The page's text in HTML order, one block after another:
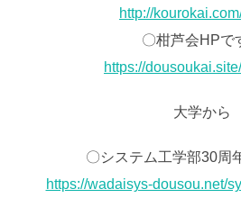
http://
〇柑芦会HPで
https://
大学から
〇システム工学部30周
https://wadaisys-dousou.net/